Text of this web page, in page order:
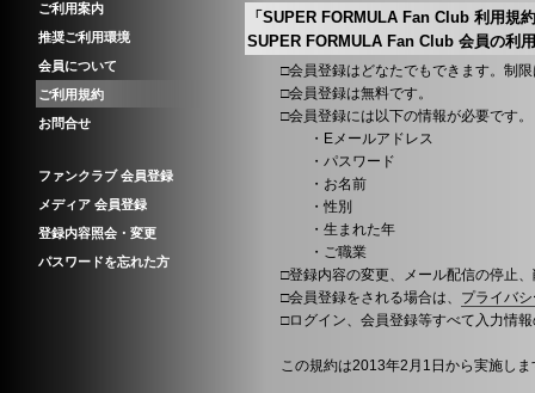
ご利用案内
推奨ご利用環境
会員について
ご利用規約
お問合せ
ファンクラブ 会員登録
メディア 会員登録
登録内容照会・変更
パスワードを忘れた方
「SUPER FORMULA Fan Club 利用規
SUPER FORMULA Fan Club 会員の利
□会員登録はどなたでもできます。制
□会員登録は無料です。
□会員登録には以下の情報が必要です。
・Eメールアドレス
・パスワード
・お名前
・性別
・生まれた年
・ご職業
□登録内容の変更、メール配信の停止
□会員登録をされる場合は、 プライバ
□ログイン、会員登録等すべて入力情
この規約は2013年2月1日から実施しま